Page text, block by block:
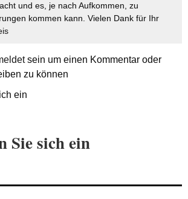
und es, je nach Aufkommen, zu
kommen kann. Vielen Dank für Ihr
sein um einen Kommentar oder
zu können
ein
Sie sich ein